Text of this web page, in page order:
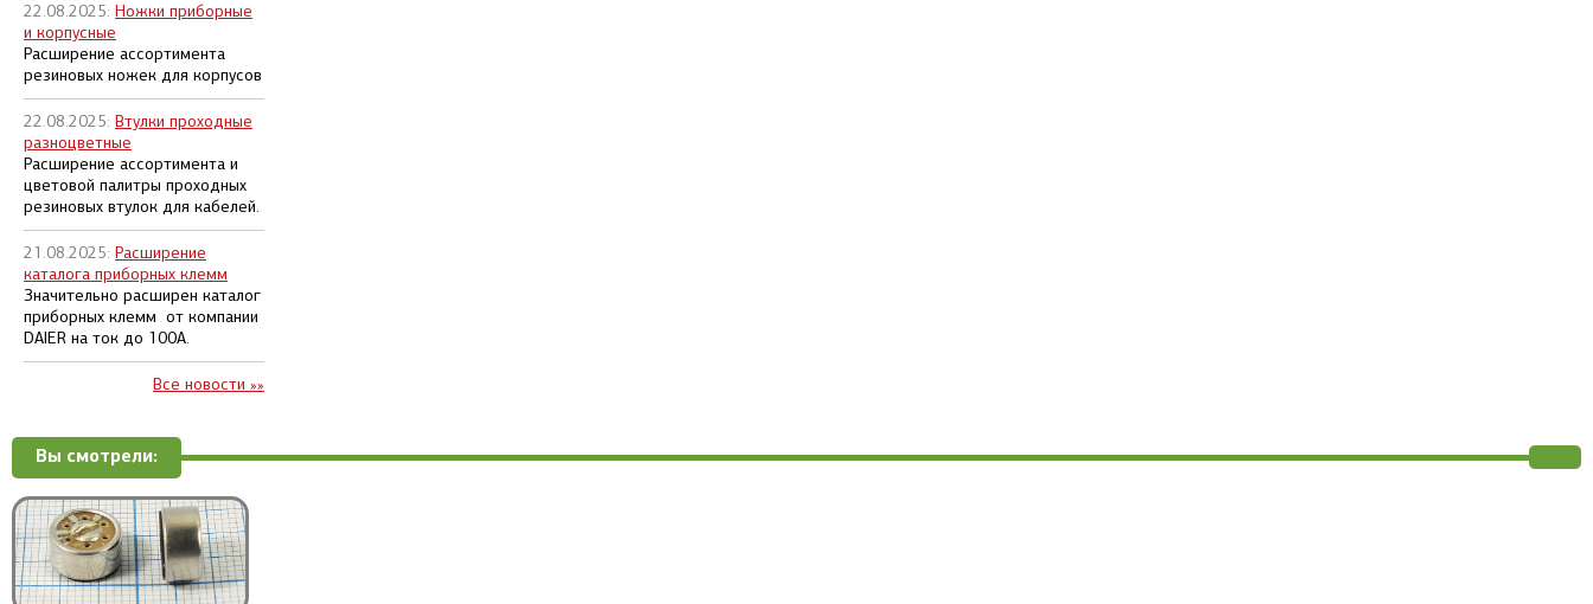
22.08.2025: Ножки приборные
и корпусные
Расширение ассортимента
резиновых ножек для корпусов
22.08.2025: Втулки проходные
разноцветные
Расширение ассортимента и
цветовой палитры проходных
резиновых втулок для кабелей.
21.08.2025: Расширение
каталога приборных клемм
Значительно расширен каталог
приборных клемм от компании
DAIER на ток до 100А.
Все новости »»
Вы смотрели: